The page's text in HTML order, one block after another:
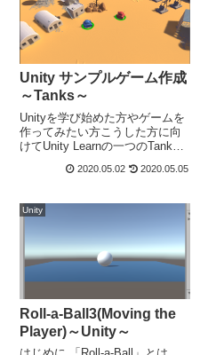
Unity サンプルゲーム作成
～Tanks～
Unityを学び始めた方やゲームを
作ってみたい方こうした方に向
けてUnity Learnの一つのTanks
ンプルゲーム作成～Tanks～
ルを打って相手のHPを減らして
倒す...
2020.05.02 2020.05.05
Unity
Roll-a-Ball3(Moving the
Player)～Unity～